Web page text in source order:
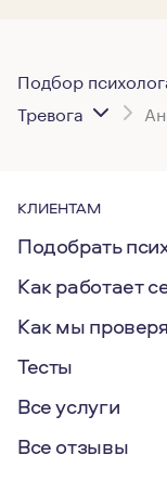
Подбор
Тревога
КЛИЕНТАМ
Подобрать
Как работает
Как мы
Тесты
Все услуги
Все отзывы